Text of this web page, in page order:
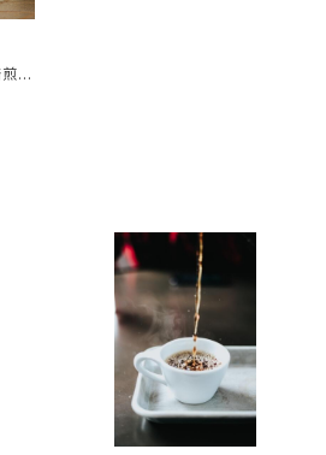
し
ス
ー1